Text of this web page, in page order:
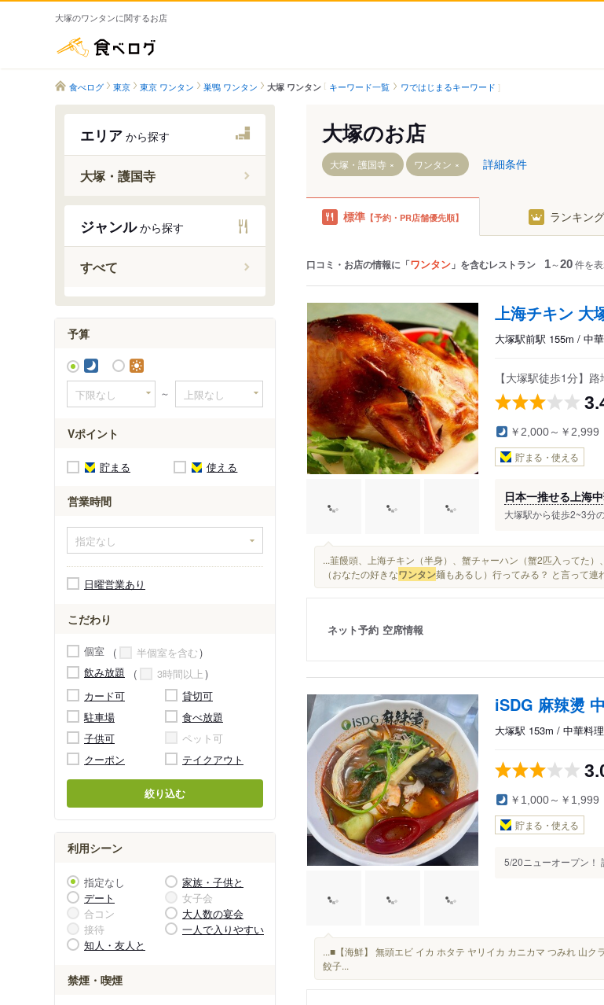
大塚のワンタンに関するお店
食べログ 東京 東京 ワンタン 巣鴨 ワンタン 大塚 ワンタン キーワード一覧 ワではじまるキーワード
エリア から探す
大塚・護国寺
巣鴨新田駅
大塚駅前駅
向原駅
ジャンルから探す
すべて
予算
～
Vポイント
貯まる 使える
営業時間
日曜営業あり
こだわり
個室
半個室を含む
飲み放題
3時間以上
カード可
貸切可
駐車場
食べ放題
子供可
ペット可
クーポン
テイクアウト
絞り込む
利用シーン
指定なし
家族・子供と
デート
女子会
合コン
大人数の宴会
接待
一人で入りやすい
知人・友人と
禁煙・喫煙
大塚のお店
大塚・護国寺 ワンタン 詳細条件
標準 【予約・PR店舗優先順】 ランキング
口コミ・お店の情報に「ワンタン 」を含むレストラン 1～20件を
上海チキン 大
大塚駅前駅 155m / 中
【大塚駅徒歩1分】
￥2,000～￥2,999
貯まる・使える
日本一推せる上海
大塚駅から徒歩2~3分
...韮饅頭、上海チキン（半身）、蟹チャーハン（蟹2匹入ってた）、
（おなたの好きなワンタン麺もあるし）行ってみる？ と言って連
ネット予約 空席情報
iSDG 麻辣燙
大塚駅 153m / 中華料理
￥1,000～￥1,999
貯まる・使える
5/20ニューオープン！
...■【海鮮】 無頭エビ イカ ホタテ ヤリイカ カニカマ つみれ 山
餃子...